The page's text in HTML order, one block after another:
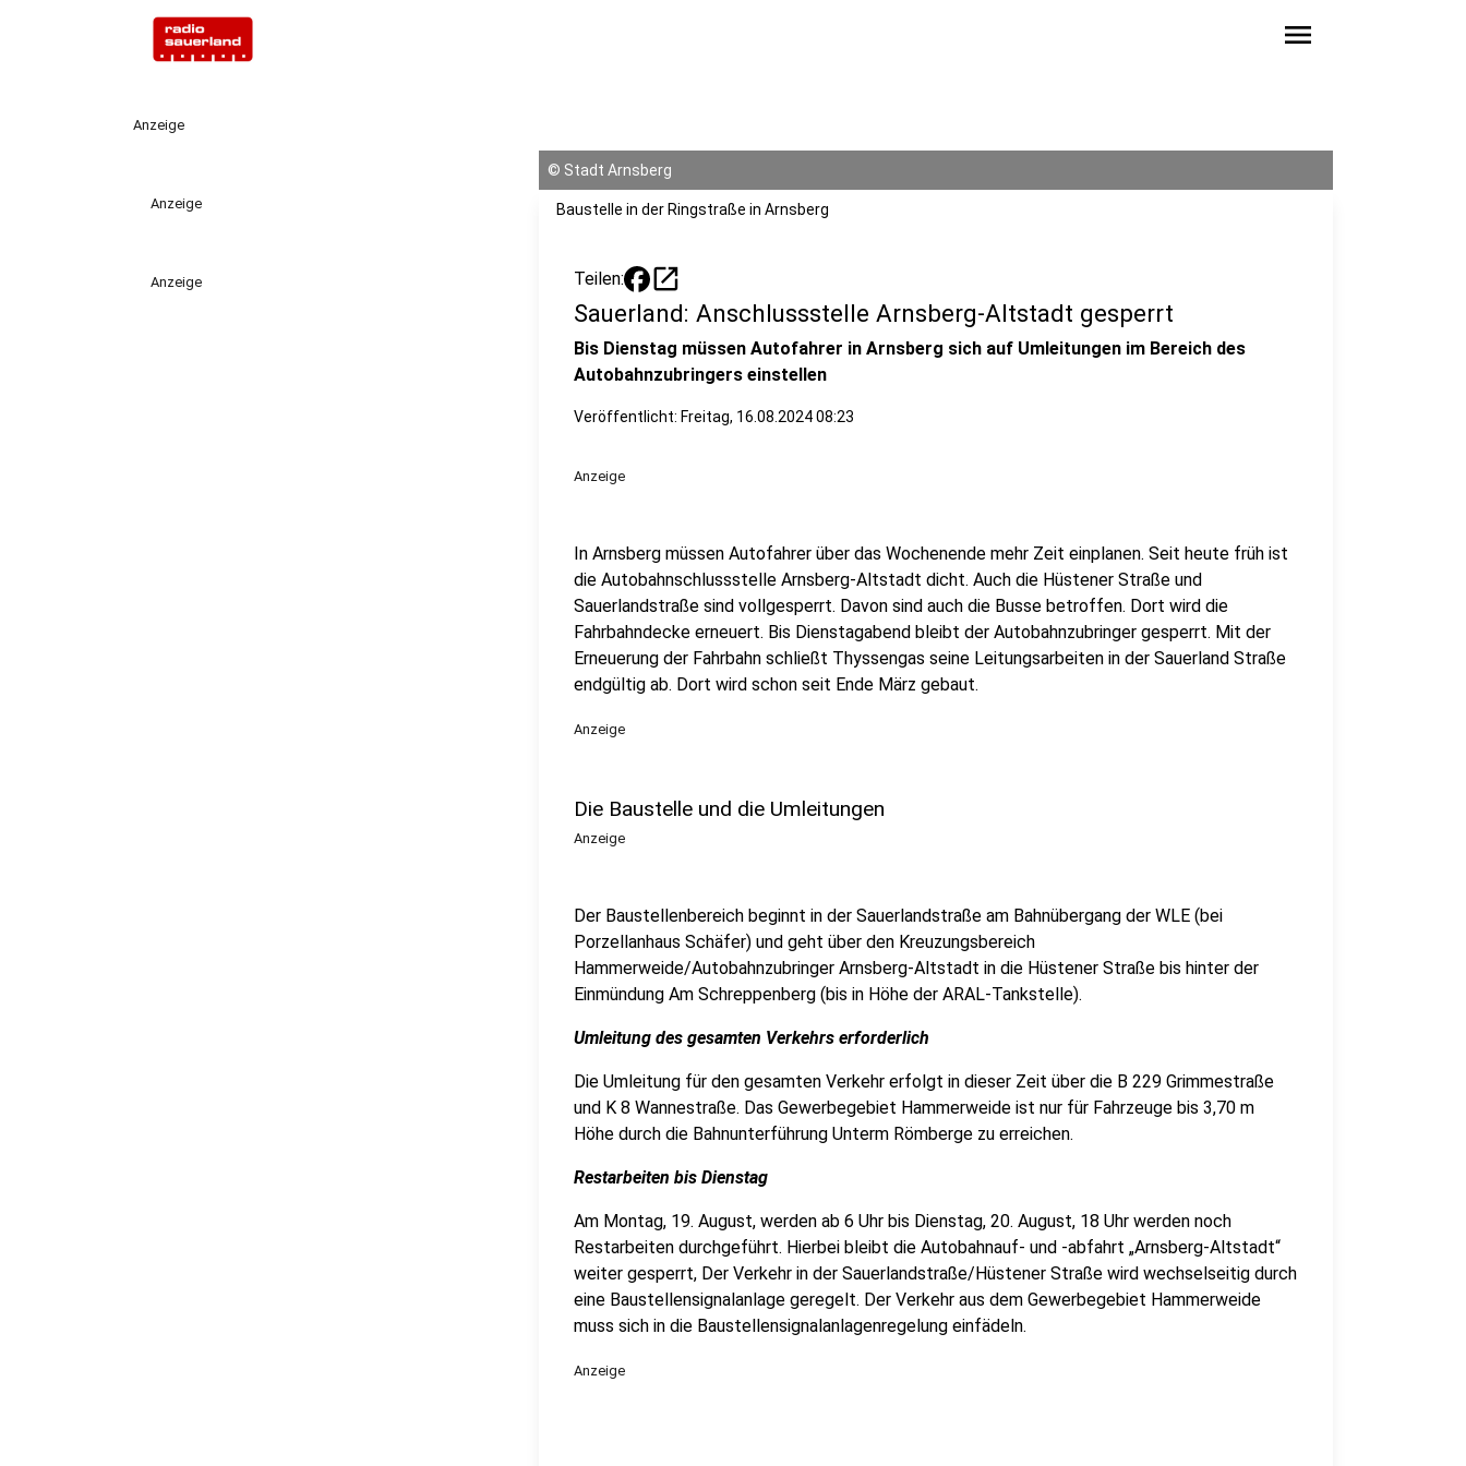
menu
Anzeige
Anzeige
Anzeige
© Stadt Arnsberg
Baustelle in der Ringstraße in Arnsberg
Teilen: open_in_new
Sauerland: Anschlussstelle Arnsberg-Altstadt gesperrt
Bis Dienstag müssen Autofahrer in Arnsberg sich auf Umleitungen im Bereich des
Autobahnzubringers einstellen
Veröffentlicht: Freitag, 16.08.2024 08:23
Anzeige
In Arnsberg müssen Autofahrer über das Wochenende mehr Zeit einplanen. Seit heute früh ist
die Autobahnschlussstelle Arnsberg-Altstadt dicht. Auch die Hüstener Straße und
Sauerlandstraße sind vollgesperrt. Davon sind auch die Busse betroffen. Dort wird die
Fahrbahndecke erneuert. Bis Dienstagabend bleibt der Autobahnzubringer gesperrt. Mit der
Erneuerung der Fahrbahn schließt Thyssengas seine Leitungsarbeiten in der Sauerland Straße
endgültig ab. Dort wird schon seit Ende März gebaut.
Anzeige
Die Baustelle und die Umleitungen
Anzeige
Der Baustellenbereich beginnt in der Sauerlandstraße am Bahnübergang der WLE (bei
Porzellanhaus Schäfer) und geht über den Kreuzungsbereich
Hammerweide/Autobahnzubringer Arnsberg-Altstadt in die Hüstener Straße bis hinter der
Einmündung Am Schreppenberg (bis in Höhe der ARAL-Tankstelle).
Umleitung des gesamten Verkehrs erforderlich
Die Umleitung für den gesamten Verkehr erfolgt in dieser Zeit über die B 229 Grimmestraße
und K 8 Wannestraße. Das Gewerbegebiet Hammerweide ist nur für Fahrzeuge bis 3,70 m
Höhe durch die Bahnunterführung Unterm Römberge zu erreichen.
Restarbeiten bis Dienstag
Am Montag, 19. August, werden ab 6 Uhr bis Dienstag, 20. August, 18 Uhr werden noch
Restarbeiten durchgeführt. Hierbei bleibt die Autobahnauf- und -abfahrt „Arnsberg-Altstadt“
weiter gesperrt, Der Verkehr in der Sauerlandstraße/Hüstener Straße wird wechselseitig durch
eine Baustellensignalanlage geregelt. Der Verkehr aus dem Gewerbegebiet Hammerweide
muss sich in die Baustellensignalanlagenregelung einfädeln.
Anzeige